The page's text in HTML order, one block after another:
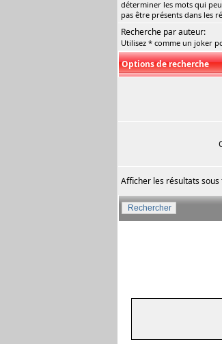
déterminer les mots qui
pas être présents dans les
Recherche par auteur:
Utilisez * comme un joker
Options de recherche
Afficher les résultats sous